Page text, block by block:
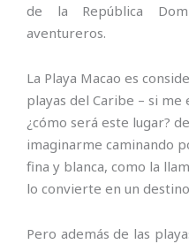
de la República
aventureros.
La Playa Macao es
playas del Caribe – si me
¿cómo será este lugar?
imaginarme caminando
fina y blanca, como la
lo convierte en un
Pero además de las